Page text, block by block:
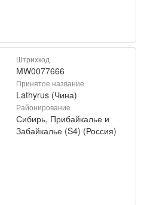
Штрихкод
MW0077666
Принятое название
Lathyrus (Чина)
Районирование
Сибирь, Прибайкалье и
Забайкалье (S4) (Россия)